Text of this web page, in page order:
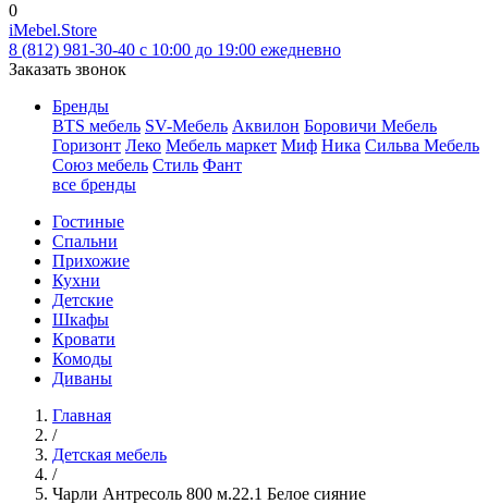
0
iMebel.Store
8 (812) 981-30-40 c 10:00 до 19:00 ежедневно
Заказать звонок
Бренды
BTS мебель SV-Мебель Аквилон Боровичи Мебель
Горизонт Леко Мебель маркет Миф Ника Сильва Мебель
Союз мебель Стиль Фант
все бренды
Гостиные
Спальни
Прихожие
Кухни
Детские
Шкафы
Кровати
Комоды
Диваны
Главная
/
Детская мебель
/
Чарли Антресоль 800 м.22.1 Белое сияние